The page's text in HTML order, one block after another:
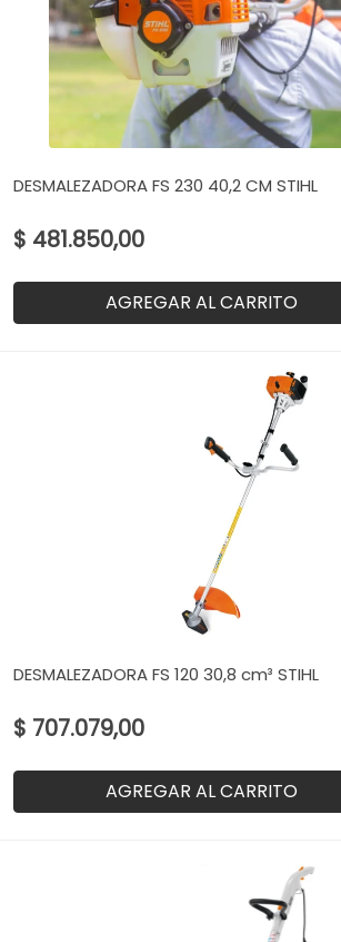
DESMALEZADORA FS 230 40,2 CM STIHL
$ 481.850,00
AGREGAR AL CARRITO
DESMALEZADORA FS 120 30,8 cm³ STIHL
$ 707.079,00
AGREGAR AL CARRITO